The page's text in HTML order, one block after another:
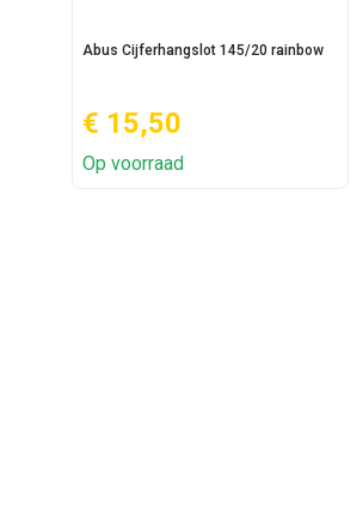
Abus Cijferhangslot 145/20 rainbow
€ 15,50
Op voorraad